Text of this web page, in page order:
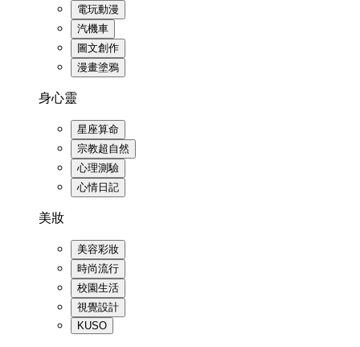
電玩動漫
汽機車
圖文創作
漫畫塗鴉
身心靈
星座算命
宗教超自然
心理測驗
心情日記
美妝
美容彩妝
時尚流行
校園生活
視覺設計
KUSO